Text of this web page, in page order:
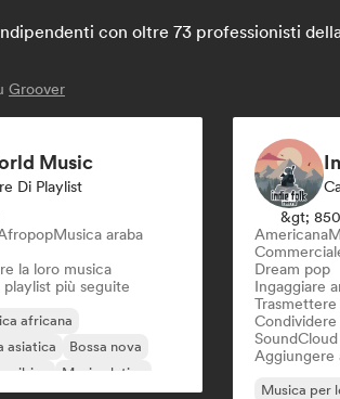
con oltre 73 professionisti
Groover
Music
Di Playlist
Musica araba
la loro musica
più seguite
africana
asiatica
Bossa nova
Musica latina
&gt;
Americana
Dream pop
Ingaggiare
Condividere
Aggiungere
Musica per